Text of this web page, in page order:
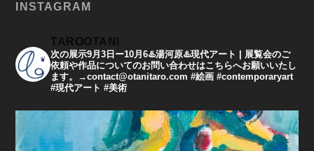
INSTAGRAM
TAROOTANI
次の展示9月3日ー10月6♨️湯河原♨️現代アート | 展覧会のご
依頼や作品についてのお問い合わせはこちらへお願いいたし
ます。→contact@otanitaro.com #絵画 #contemporaryart
#現代アート #美術